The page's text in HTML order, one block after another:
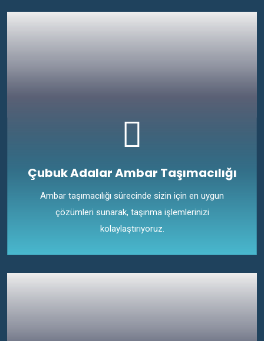
Çubuk Adalar Ambar Taşımacılığı
Ambar taşımacılığı sürecinde sizin için en uygun
çözümleri sunarak, taşınma işlemlerinizi
kolaylaştırıyoruz.